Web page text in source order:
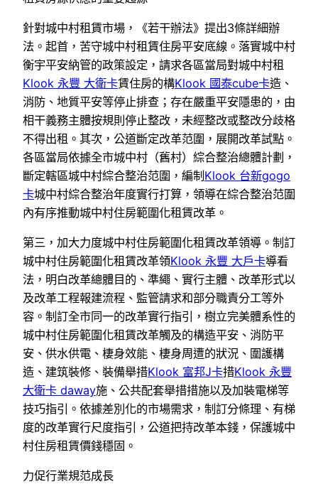
針對城中村租賃市場，《若干辦法》提出3條詳細辦
法。起首，苦守城中村租賃住房平安底線。落實城中村
衡宇平安納管的政策設定，請求各區當局對城中村租
Klook 永豐 大衛卡賃住房的構Klook 國泰cube卡造、
消防、地質平安等停止排查；存在嚴重平安隱患的，由
相干義務主體按規則停止整改，未經整改或整改分歧格
不得出租。其次，公道斷定改革范圍，展開改革試點。
各區當局依據全市城中村（舊村）綜合整治總體計劃，
斷定轄區城中村綜合整治范圍，編制Klook 台新gogo
卡城中村綜合整治年度實行打算，領導在綜合整治范圍
內有序推動城中村住房範圍化租賃改革。
第三，加大力度城中村住房範圍化租賃改革領導。制訂
城中村住房範圍化租賃改革領Klook 永豐 大戶卡導看
法，明白改革總體目的、準繩、實行主體、改革形式以
及改革工程報建流程、監管請求和部分職責分工等外
容。制訂全市同一的改革實行指引，樹立完美體系性的
城中村住房範圍化租賃改革觸及的構造平安、消防平
安、供水供電、棲身效能、棲身周遭的狀況、圍護構
造、建筑裝修、裝備舉措Klook 富邦J卡措Klook 永豐
大衛卡 daway施、公共配套舉措措施以及加裝電梯等
技巧指引。依據差別化的市場需求，制訂分條理、有梯
度的改革實行尺度指引，公道把持改革本錢，保護城中
村住房租賃價錢穩固。
力促行業規范成長